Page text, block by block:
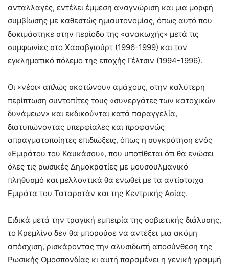
ανταλλαγές, εντέλει έμμεση αναγνώριση και μια μορφή
συμβίωσης με καθεστώς ημιαυτονομίας, όπως αυτό που
δοκιμάστηκε στην περίοδο της «ανακωχής» μετά τις
συμφωνίες στο Χασαβγιούρτ (1996-1999) και τον
εγκληματικό πόλεμο της εποχής Γέλτσιν (1994-1996).
Οι «νέοι» απλώς σκοτώνουν αμάχους, στην καλύτερη
περίπτωση συντοπίτες τους «συνεργάτες των κατοχικών
δυνάμεων» και εκδικούνται κατά παραγγελία,
διατυπώνοντας υπερφίαλες και προφανώς
απραγματοποίητες επιδιώξεις, όπως η συγκρότηση ενός
«Εμιράτου του Καυκάσου», που υποτίθεται ότι θα ενώσει
όλες τις ρωσικές Δημοκρατίες με μουσουλμανικό
πληθυσμό και μελλοντικά θα ενωθεί με τα αντίστοιχα
Εμιράτα του Ταταρστάν και της Κεντρικής Ασίας.
Ειδικά μετά την τραγική εμπειρία της σοβιετικής διάλυσης,
το Κρεμλίνο δεν θα μπορούσε να αντέξει μια ακόμη
απόσχιση, ρισκάροντας την αλυσιδωτή αποσύνθεση της
Ρωσικής Ομοσπονδίας κι αυτή παραμένει η γενική γραμμή